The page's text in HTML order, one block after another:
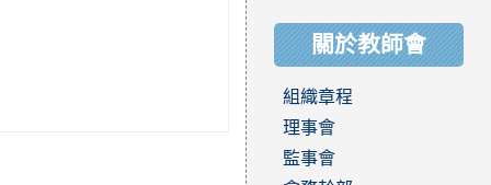
關於教師會
組織章程
理事會
監事會